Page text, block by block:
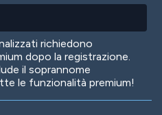
richiedono
dopo la registrazione.
il soprannome
le funzionalità premium!